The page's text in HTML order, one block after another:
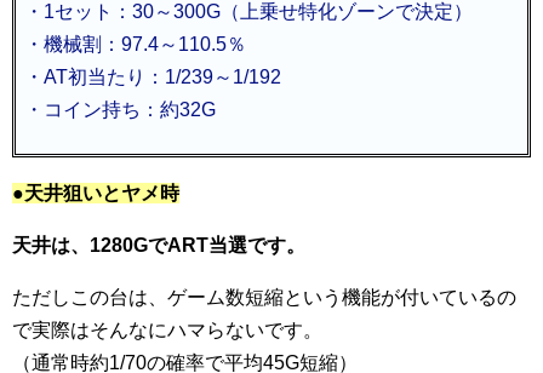
・1セット：30～300G（上乗せ特化ゾーンで決定）
・機械割：97.4～110.5％
・AT初当たり：1/239～1/192
・コイン持ち：約32G
●天井狙いとヤメ時
天井は、1280GでART当選です。
ただしこの台は、ゲーム数短縮という機能が付いているの
で実際はそんなにハマらないです。
（通常時約1/70の確率で平均45G短縮）